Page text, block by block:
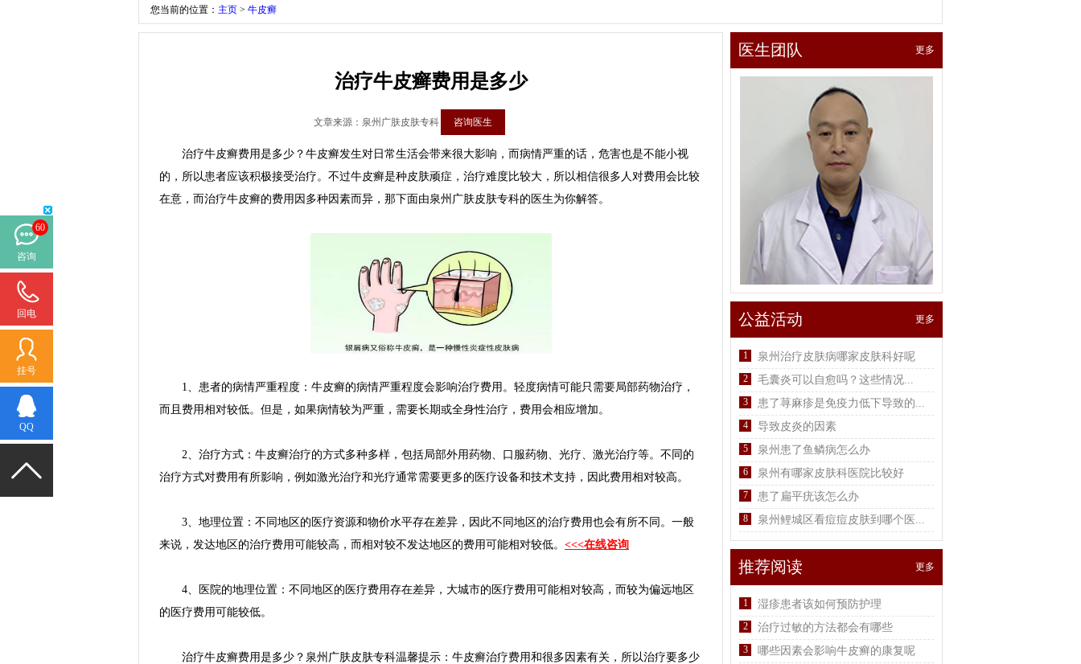
您当前的位置： 主页 > 牛皮癣
治疗牛皮癣费用是多少
文章来源：泉州广肤皮肤专科 咨询医生
治疗牛皮癣费用是多少？牛皮癣发生对日常生活会带来很大影响，而病情严重的话，危害也是不能小视
的，所以患者应该积极接受治疗。不过牛皮癣是种皮肤顽症，治疗难度比较大，所以相信很多人对费用会比较
在意，而治疗牛皮癣的费用因多种因素而异，那下面由泉州广肤皮肤专科的医生为你解答。
1、患者的病情严重程度：牛皮癣的病情严重程度会影响治疗费用。轻度病情可能只需要局部药物治疗，
而且费用相对较低。但是，如果病情较为严重，需要长期或全身性治疗，费用会相应增加。
2、治疗方式：牛皮癣治疗的方式多种多样，包括局部外用药物、口服药物、光疗、激光治疗等。不同的
治疗方式对费用有所影响，例如激光治疗和光疗通常需要更多的医疗设备和技术支持，因此费用相对较高。
3、地理位置：不同地区的医疗资源和物价水平存在差异，因此不同地区的治疗费用也会有所不同。一般
来说，发达地区的治疗费用可能较高，而相对较不发达地区的费用可能相对较低。 <<<在线咨询
4、医院的地理位置：不同地区的医疗费用存在差异，大城市的医疗费用可能相对较高，而较为偏远地区
的医疗费用可能较低。
治疗牛皮癣费用是多少？泉州广肤皮肤专科温馨提示：牛皮癣治疗费用和很多因素有关，所以治疗要多少
医生团队 更多
公益活动 更多
1 泉州治疗皮肤病哪家皮肤科好呢
2 毛囊炎可以自愈吗？这些情况...
3 患了荨麻疹是免疫力低下导致的...
4 导致皮炎的因素
5 泉州患了鱼鳞病怎么办
6 泉州有哪家皮肤科医院比较好
7 患了扁平疣该怎么办
8 泉州鲤城区看痘痘皮肤到哪个医...
推荐阅读 更多
1 湿疹患者该如何预防护理
2 治疗过敏的方法都会有哪些
3 哪些因素会影响牛皮癣的康复呢
60
咨询
回电
挂号
QQ